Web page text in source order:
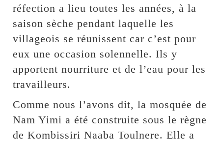
réfection a lieu toutes les années, à la
saison sèche pendant laquelle les
villageois se réunissent car c’est pour
eux une occasion solennelle. Ils y
apportent nourriture et de l’eau pour les
travailleurs.
Comme nous l’avons dit, la mosquée de
Nam Yimi a été construite sous le règne
de Kombissiri Naaba Toulnere. Elle a